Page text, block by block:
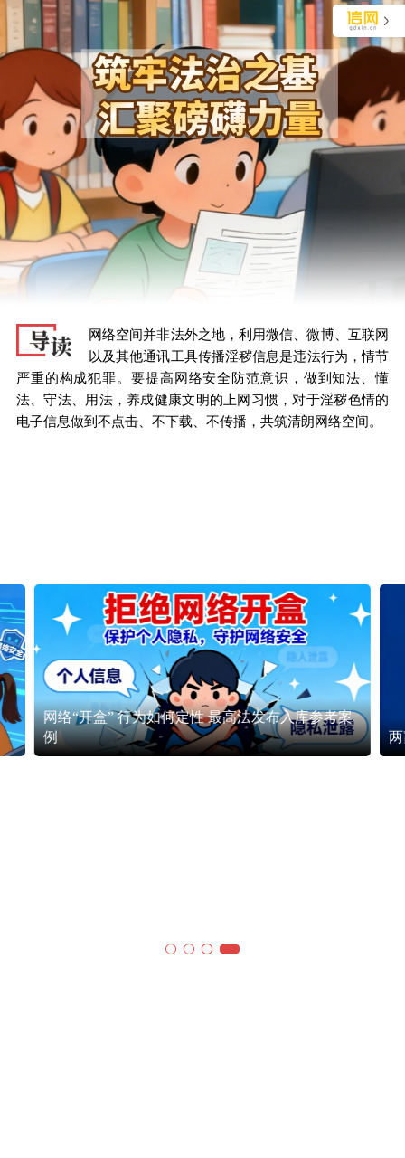
网络空间并非法外之地，利用微信、微博、互联网
以及其他通讯工具传播淫秽信息是违法行为，情节
严重的构成犯罪。要提高网络安全防范意识，做到知法、懂
法、守法、用法，养成健康文明的上网习惯，对于淫秽色情的
电子信息做到不点击、不下载、不传播，共筑清朗网络空间。
网络“开盒” 行为如何定性 最高法发布入库参考案
例
独家视角审视青岛生活
长按识别二维码 阅读文章详情